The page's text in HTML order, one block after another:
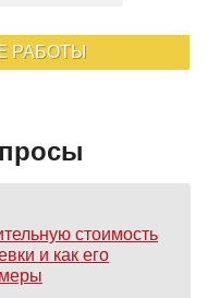
РАБОТЫ
стоимость
и как его